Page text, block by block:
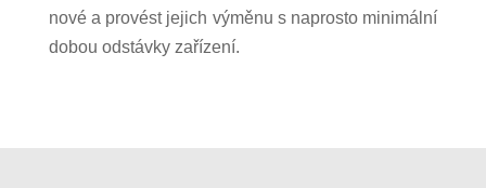
nové a provést jejich výměnu s naprosto minimální
dobou odstávky zařízení.